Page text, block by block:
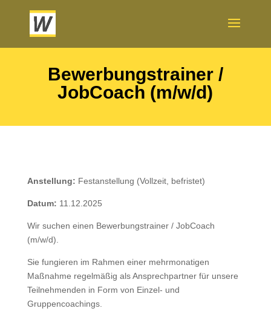
Bewerbungstrainer /
JobCoach (m/w/d)
Anstellung: Festanstellung (Vollzeit, befristet)
Datum: 11.12.2025
Wir suchen einen Bewerbungstrainer / JobCoach
(m/w/d).
Sie fungieren im Rahmen einer mehrmonatigen
Maßnahme regelmäßig als Ansprechpartner für unsere
Teilnehmenden in Form von Einzel- und
Gruppencoachings.